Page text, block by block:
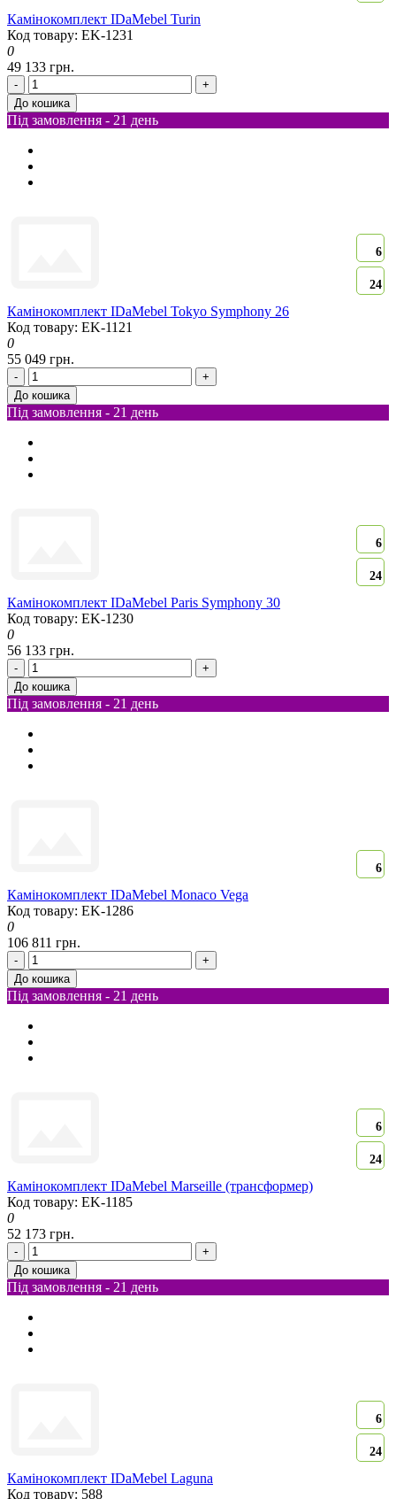
Камінокомплект IDaMebel Turin
Код товару: EK-1231
0
49 133 грн.
-
+
До кошика
Під замовлення - 21 день
6
24
Камінокомплект IDaMebel Tokyo Symphony 26
Код товару: EK-1121
0
55 049 грн.
-
+
До кошика
Під замовлення - 21 день
6
24
Камінокомплект IDaMebel Paris Symphony 30
Код товару: EK-1230
0
56 133 грн.
-
+
До кошика
Під замовлення - 21 день
6
Камінокомплект IDaMebel Monaco Vega
Код товару: EK-1286
0
106 811 грн.
-
+
До кошика
Під замовлення - 21 день
6
24
Камінокомплект IDaMebel Marseille (трансформер)
Код товару: EK-1185
0
52 173 грн.
-
+
До кошика
Під замовлення - 21 день
6
24
Камінокомплект IDaMebel Laguna
Код товару: 588